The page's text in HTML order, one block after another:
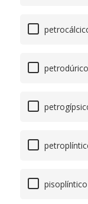
petrodúrico
pisoplíntico